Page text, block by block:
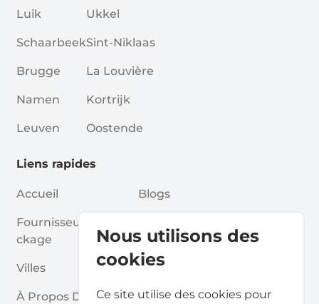
Nous utilisons des
cookies
Ce site utilise des cookies pour
Luik
Schaarbeek
Brugge
Namen
Leuven
Ukkel
Sint-Niklaas
La Louvière
Kortrijk
Oostende
Liens rapides
Accueil
Fournisseurs De Sto
Ckage
Villes
À Propos De Nous
Blogs
Pour Les Partenaires
Ockage